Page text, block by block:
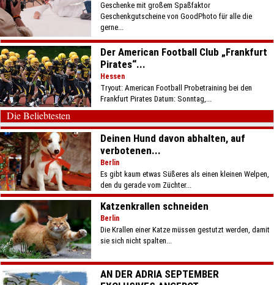
Geschenke mit großem Spaßfaktor
Geschenkgutscheine von GoodPhoto für alle die
gerne...
Der American Football Club „Frankfurt
Pirates“...
Hessen
Tryout: American Football Probetraining bei den
Frankfurt Pirates Datum: Sonntag,...
Die Beliebtesten
Deinen Hund davon abhalten, auf
verbotenen...
Berlin
Es gibt kaum etwas Süßeres als einen kleinen Welpen,
den du gerade vom Züchter...
Katzenkrallen schneiden
Berlin
Die Krallen einer Katze müssen gestutzt werden, damit
sie sich nicht spalten...
AN DER ADRIA SEPTEMBER